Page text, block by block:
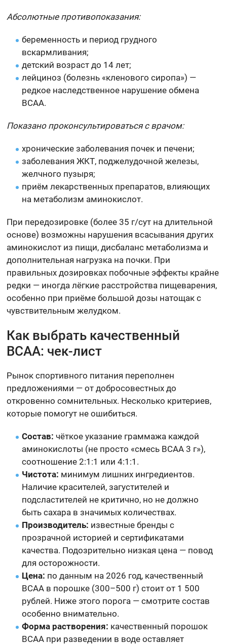
Абсолютные противопоказания:
беременность и период грудного
вскармливания;
детский возраст до 14 лет;
лейциноз (болезнь «кленового сиропа») —
редкое наследственное нарушение обмена
BCAA.
Показано проконсультироваться с врачом:
хронические заболевания почек и печени;
заболевания ЖКТ, поджелудочной железы,
желчного пузыря;
приём лекарственных препаратов, влияющих
на метаболизм аминокислот.
При передозировке (более 35 г/сут на длительной
основе) возможны нарушения всасывания других
аминокислот из пищи, дисбаланс метаболизма и
дополнительная нагрузка на почки. При
правильных дозировках побочные эффекты крайне
редки — иногда лёгкие расстройства пищеварения,
особенно при приёме большой дозы натощак с
чувствительным желудком.
Как выбрать качественный
BCAA: чек-лист
Рынок спортивного питания переполнен
предложениями — от добросовестных до
откровенно сомнительных. Несколько критериев,
которые помогут не ошибиться.
Состав: чёткое указание граммажа каждой
аминокислоты (не просто «смесь BCAA 3 г»),
соотношение 2:1:1 или 4:1:1.
Чистота: минимум лишних ингредиентов.
Наличие красителей, загустителей и
подсластителей не критично, но не должно
быть сахара в значимых количествах.
Производитель: известные бренды с
прозрачной историей и сертификатами
качества. Подозрительно низкая цена — повод
для осторожности.
Цена: по данным на 2026 год, качественный
BCAA в порошке (300–500 г) стоит от 1 500
рублей. Ниже этого порога — смотрите состав
особенно внимательно.
Форма растворения: качественный порошок
BCAA при разведении в воде оставляет